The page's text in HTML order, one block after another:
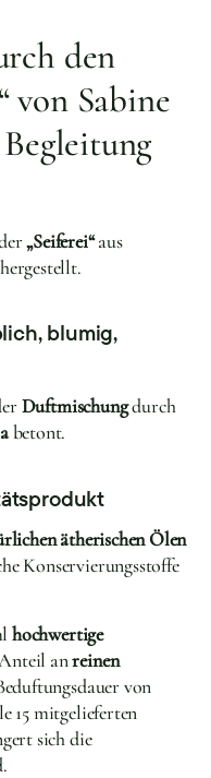
den
von Sabine
„Seiferei“aus
blumig,
Duftmischungdurch
betont.
ätherischen Ölen
Konservierungsstoffe
hochwertige
anreinen
von
15 mitgelieferten
sich die